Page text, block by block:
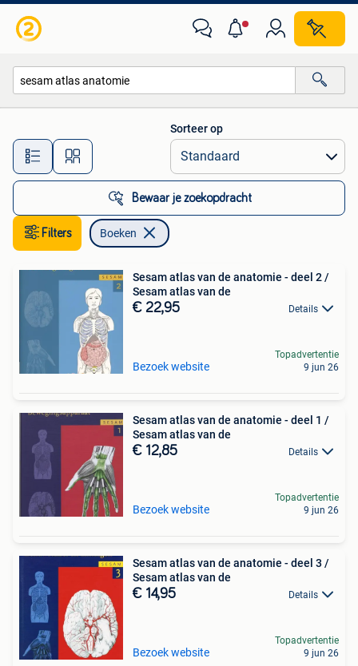
Alle afstanden…
Sorteer op
Bewaar je zoekopdracht
Filters Boeken
Sesam atlas van de anatomie - deel 2 /
Sesam atlas van de
€ 22,95 Details
Bezoek website
Topadvertentie
9 jun 26
Sesam atlas van de anatomie - deel 1 /
Sesam atlas van de
€ 12,85 Details
Bezoek website
Topadvertentie
9 jun 26
Sesam atlas van de anatomie - deel 3 /
Sesam atlas van de
€ 14,95 Details
Bezoek website
Topadvertentie
9 jun 26